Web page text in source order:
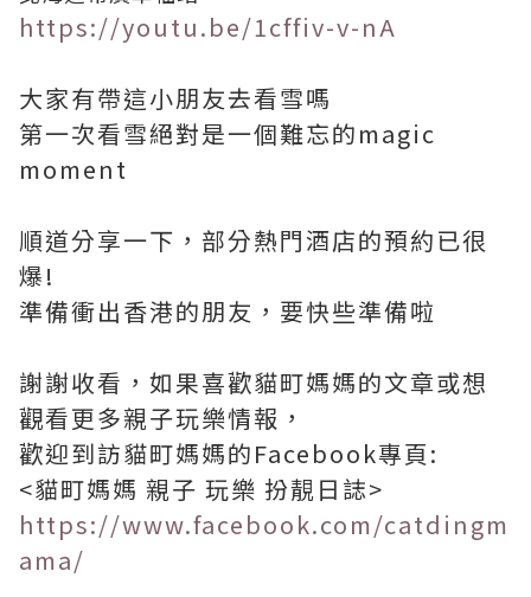
https://youtu.be/1cffiv-v-nA
大家有帶這小朋友去看雪嗎
第一次看雪絕對是一個難忘的magic
moment
順道分享一下，部分熱門酒店的預約已很
爆!
準備衝出香港的朋友，要快些準備啦
謝謝收看，如果喜歡貓町媽媽的文章或想
觀看更多親子玩樂情報，
歡迎到訪貓町媽媽的Facebook專頁:
<貓町媽媽 親子 玩樂 扮靚日誌>
https://www.facebook.com/catdingm
ama/